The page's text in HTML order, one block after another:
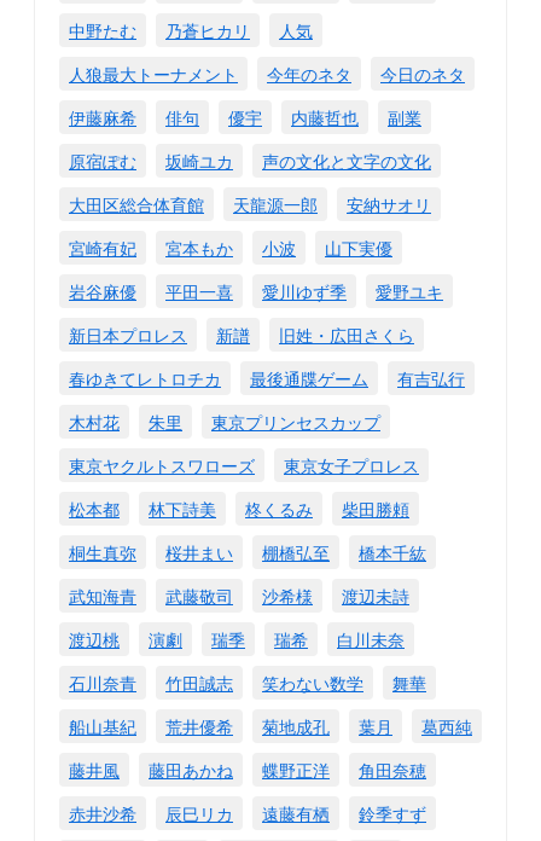
中野たむ
乃蒼ヒカリ
人気
人狼最大トーナメント
今年のネタ
今日のネタ
伊藤麻希
俳句 優宇 内藤哲也
副業
原宿ぽむ
坂崎ユカ
声の文化と文字の文化
大田区総合体育館
天龍源一郎
安納サオリ
宮崎有妃
宮本もか 小波
山下実優
岩谷麻優
平田一喜 愛川ゆず季
愛野ユキ
新日本プロレス
新譜
旧姓・広田さくら
春ゆきてレトロチカ
最後通牒ゲーム
有吉弘行
木村花
朱里
東京プリンセスカップ
東京ヤクルトスワローズ
東京女子プロレス
松本都
林下詩美 柊くるみ
柴田勝頼
桐生真弥
桜井まい 棚橋弘至
橋本千紘
武知海青
武藤敬司 沙希様
渡辺未詩
渡辺桃
演劇 瑞季 瑞希
白川未奈
石川奈青
竹田誠志 笑わない数学
舞華
船山基紀
荒井優希 菊地成孔 葉月
葛西純
藤井風
藤田あかね 蝶野正洋
角田奈穂
赤井沙希
辰巳リカ 遠藤有栖 鈴季すず